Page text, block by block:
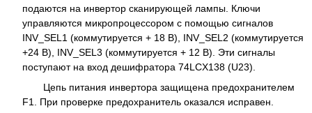
подаются на инвертор сканирующей лампы. Ключи
управляются микропроцессором с помощью сигналов
INV_SEL1 (коммутируется + 18 В), INV_SEL2 (коммутируется
+24 В), INV_SEL3 (коммутируется + 12 В). Эти сигналы
поступают на вход дешифратора 74LCX138 (U23).
Цепь питания инвертора защищена предохранителем
F1. При проверке предохранитель оказался исправен.